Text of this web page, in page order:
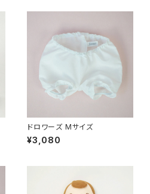
ドロワーズ Mサイズ
¥3,080